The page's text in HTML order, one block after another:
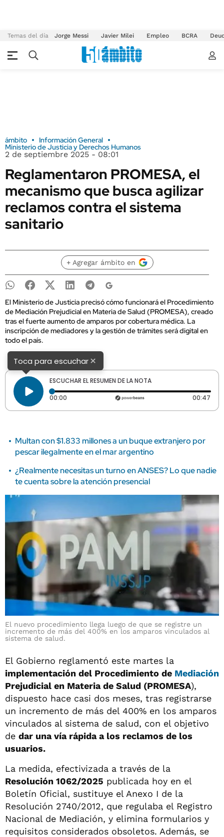
Temas del día Jorge Messi Javier Milei Empleo BCRA
ámbito Información General
Ministerio de Justicia y Derechos Humanos
2 de septiembre 2025 - 08:01
Reglamentaron PROMESA, el
mecanismo que busca agilizar
reclamos contra el sistema
sanitario
+ Agregar ámbito en
El Ministerio de Justicia precisó cómo funcionará el Procedimiento
de Mediación Prejudicial en Materia de Salud (PROMESA), creado
tras el fuerte aumento de amparos por cobertura médica. La
inscripción de mediadores y la gestión de trámites será digital en
todo el país.
Toca para escuchar×
ESCUCHAR EL RESUMEN DE LA NOTA
00:00 Tiempo transcurrido: 0 segundos 00:47
Multan con $1.833 millones a un buque extranjero por
pescar ilegalmente en el mar argentino
¿Realmente necesitas un turno en ANSES? Lo que nadie
te cuenta sobre la atención presencial
El nuevo procedimiento llega luego de que se registre un
incremento de más del 400% en los amparos vinculados al
sistema de salud.
El Gobierno reglamentó este martes la
implementación del Procedimiento de Mediación
Prejudicial en Materia de Salud (PROMESA),
dispuesto hace casi dos meses, tras registrarse
un incremento de más del 400% en los amparos
vinculados al sistema de salud, con el objetivo
de dar una vía rápida a los reclamos de los
usuarios.
La medida, efectivizada a través de la
Resolución 1062/2025 publicada hoy en el
Boletín Oficial, sustituye el Anexo I de la
Resolución 2740/2012, que regulaba el Registro
Nacional de Mediación, y elimina formularios y
requisitos considerados obsoletos. Además, se